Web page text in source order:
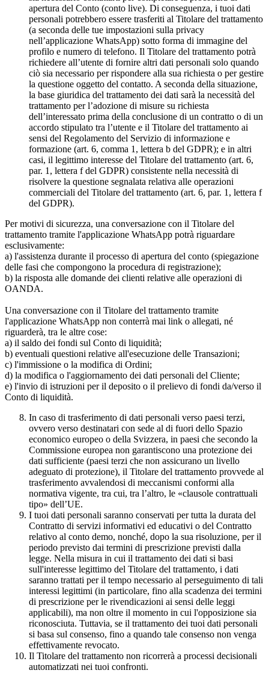
apertura del Conto (conto live). Di conseguenza, i tuoi dati
personali potrebbero essere trasferiti al Titolare del trattamento
(a seconda delle tue impostazioni sulla privacy
nell’applicazione WhatsApp) sotto forma di immagine del
profilo e numero di telefono. Il Titolare del trattamento potrà
richiedere all’utente di fornire altri dati personali solo quando
ciò sia necessario per rispondere alla sua richiesta o per gestire
la questione oggetto del contatto. A seconda della situazione,
la base giuridica del trattamento dei dati sarà la necessità del
trattamento per l’adozione di misure su richiesta
dell’interessato prima della conclusione di un contratto o di un
accordo stipulato tra l’utente e il Titolare del trattamento ai
sensi del Regolamento del Servizio di informazione e
formazione (art. 6, comma 1, lettera b del GDPR); e in altri
casi, il legittimo interesse del Titolare del trattamento (art. 6,
par. 1, lettera f del GDPR) consistente nella necessità di
risolvere la questione segnalata relativa alle operazioni
commerciali del Titolare del trattamento (art. 6, par. 1, lettera f
del GDPR).
Per motivi di sicurezza, una conversazione con il Titolare del
trattamento tramite l'applicazione WhatsApp potrà riguardare
esclusivamente:
a) l'assistenza durante il processo di apertura del conto (spiegazione
delle fasi che compongono la procedura di registrazione);
b) la risposta alle domande dei clienti relative alle operazioni di
OANDA.
Una conversazione con il Titolare del trattamento tramite
l'applicazione WhatsApp non conterrà mai link o allegati, né
riguarderà, tra le altre cose:
a) il saldo dei fondi sul Conto di liquidità;
b) eventuali questioni relative all'esecuzione delle Transazioni;
c) l'immissione o la modifica di Ordini;
d) la modifica o l'aggiornamento dei dati personali del Cliente;
e) l'invio di istruzioni per il deposito o il prelievo di fondi da/verso il
Conto di liquidità.
In caso di trasferimento di dati personali verso paesi terzi,
ovvero verso destinatari con sede al di fuori dello Spazio
economico europeo o della Svizzera, in paesi che secondo la
Commissione europea non garantiscono una protezione dei
dati sufficiente (paesi terzi che non assicurano un livello
adeguato di protezione), il Titolare del trattamento provvede al
trasferimento avvalendosi di meccanismi conformi alla
normativa vigente, tra cui, tra l’altro, le «clausole contrattuali
tipo» dell’UE.
I tuoi dati personali saranno conservati per tutta la durata del
Contratto di servizi informativi ed educativi o del Contratto
relativo al conto demo, nonché, dopo la sua risoluzione, per il
periodo previsto dai termini di prescrizione previsti dalla
legge. Nella misura in cui il trattamento dei dati si basi
sull'interesse legittimo del Titolare del trattamento, i dati
saranno trattati per il tempo necessario al perseguimento di tali
interessi legittimi (in particolare, fino alla scadenza dei termini
di prescrizione per le rivendicazioni ai sensi delle leggi
applicabili), ma non oltre il momento in cui l'opposizione sia
riconosciuta. Tuttavia, se il trattamento dei tuoi dati personali
si basa sul consenso, fino a quando tale consenso non venga
effettivamente revocato.
Il Titolare del trattamento non ricorrerà a processi decisionali
automatizzati nei tuoi confronti.